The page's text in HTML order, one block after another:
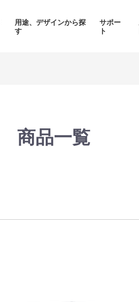
用途、デザインから探
す
サポー
ト
商品一覧